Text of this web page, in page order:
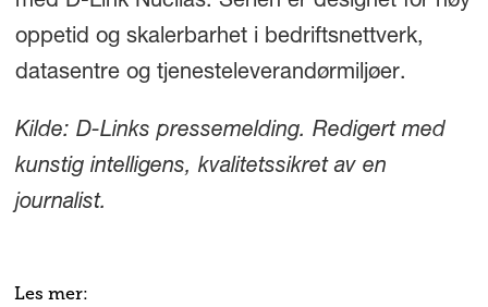
oppetid og skalerbarhet i bedriftsnettverk,
datasentre og tjenesteleverandørmiljøer.
Kilde: D-Links pressemelding. Redigert med
kunstig intelligens, kvalitetssikret av en
journalist.